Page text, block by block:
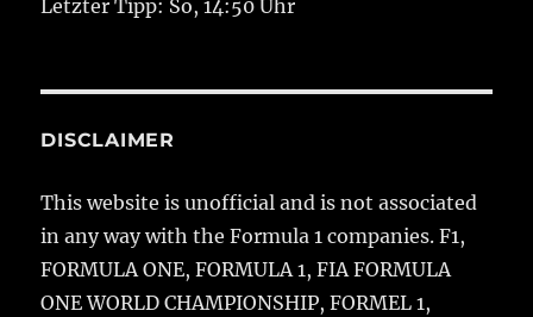
Letzter Tipp: So, 14:50 Uhr
DISCLAIMER
This website is unofficial and is not associated
in any way with the Formula 1 companies. F1,
FORMULA ONE, FORMULA 1, FIA FORMULA
ONE WORLD CHAMPIONSHIP, FORMEL 1,